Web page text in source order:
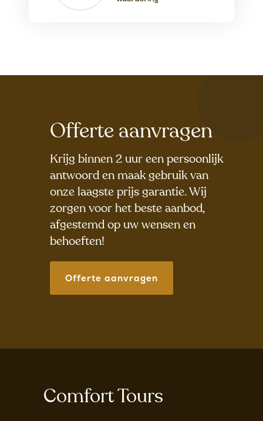
Offerte aanvragen
Krijg binnen 2 uur een persoonlijk
antwoord en maak gebruik van
onze laagste prijs garantie. Wij
zorgen voor het beste aanbod,
afgestemd op uw wensen en
behoeften!
Offerte aanvragen
Comfort Tours